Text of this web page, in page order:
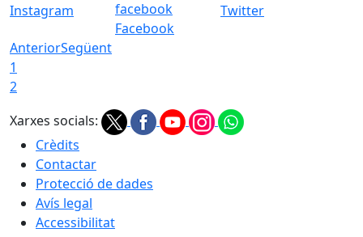
Instagram
Facebook
Twitter
AnteriorSegüent
1
2
Xarxes socials:
Crèdits
Contactar
Protecció de dades
Avís legal
Accessibilitat